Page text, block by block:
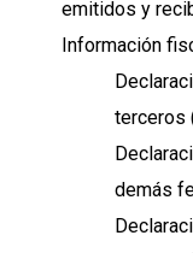
emitidos y
Información
terceros
demás